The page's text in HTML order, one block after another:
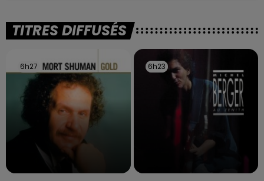
TITRES DIFFUSÉS
6h27
6h27 6h23
6h23